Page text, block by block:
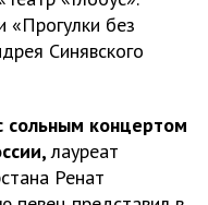
без
Синявского
сольным концертом
лауреат
Ренат